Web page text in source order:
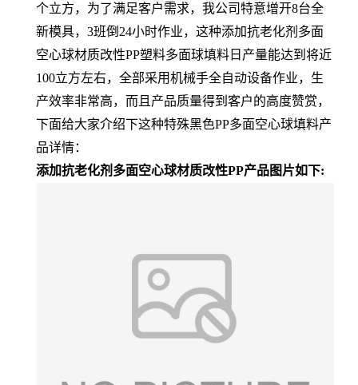
个立方，为了满足客户需求，我公司特意增开8台全
新模具，3班倒24小时作业，这种添加抗老化剂多面
空心球材质改性PP塑料多面球填料日产量能达到将近
100立方左右，全部采用机械手全自动设备作业，生
产效率非常高，而且产品质量得到客户的高度赞赏，
下面给大家介绍下这种特殊黑色PP多面空心球填料产
品详情：
添加抗老化剂多面空心球材质改性PP产品图片如下: